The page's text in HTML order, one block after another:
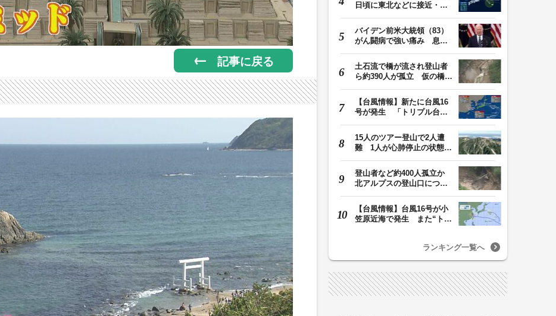
記事に戻る
日頃に東北などに接近・上
バイデン前米大統領（83）
がん闘病で強い痛み 息子
土石流で橋が流され登山者
ら約390人が孤立 仮の橋が
【台風情報】新たに台風16
号が発生 「トリプル台
15人のツアー登山で2人遭
難 1人が心肺停止の状態、
登山者など約400人孤立か
北アルプスの登山口につな
【台風情報】台風16号が小
笠原近海で発生 また“トリ
ランキング一覧へ